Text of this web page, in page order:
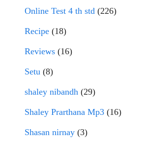
Online Test 4 th std (226)
Recipe (18)
Reviews (16)
Setu (8)
shaley nibandh (29)
Shaley Prarthana Mp3 (16)
Shasan nirnay (3)